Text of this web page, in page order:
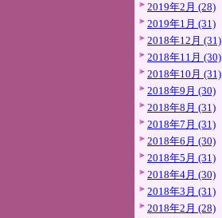
2019年2月 (28)
2019年1月 (31)
2018年12月 (31)
2018年11月 (30)
2018年10月 (31)
2018年9月 (30)
2018年8月 (31)
2018年7月 (31)
2018年6月 (30)
2018年5月 (31)
2018年4月 (30)
2018年3月 (31)
2018年2月 (28)